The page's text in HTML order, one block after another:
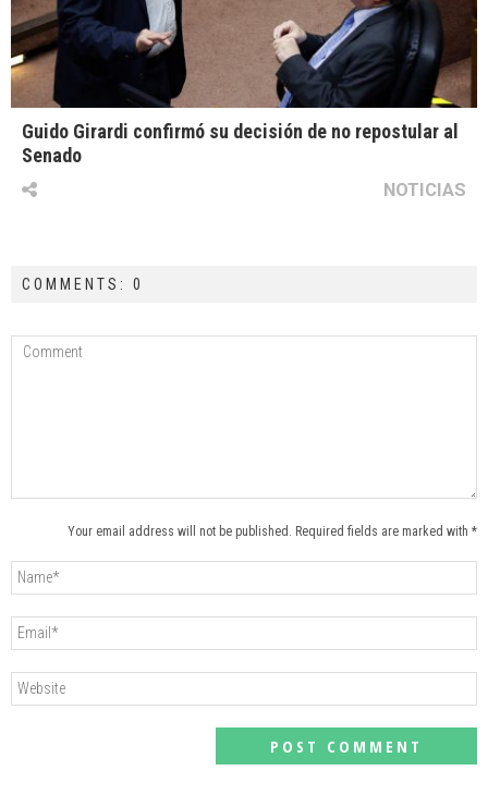
Guido Girardi confirmó su decisión de no repostular al
Senado
NOTICIAS
COMMENTS: 0
Your email address will not be published. Required fields are marked with *